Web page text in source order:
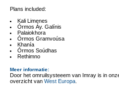
Plans included:
Kali Limenes
Órmos Áy. Galínis
Palaiokhora
Órmos Gramvoúsa
Khanía
Órmos Soúdhas
Rethimno
Meer informatie:
Door het omruilsysteeem van Imray is in
overzicht van West Europa.